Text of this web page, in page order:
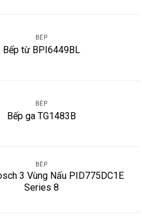
BẾP
Bếp từ BPI6449BL
BẾP
Bếp ga TG1483B
BẾP
3 Vùng Nấu PID775DC1E
Series 8